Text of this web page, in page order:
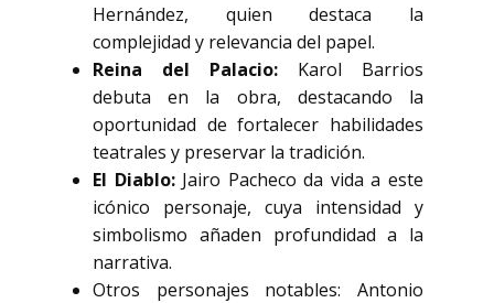
Hernández, quien destaca la
complejidad y relevancia del papel.
Reina del Palacio: Karol Barrios
debuta en la obra, destacando la
oportunidad de fortalecer habilidades
teatrales y preservar la tradición.
El Diablo:Jairo Pacheco da vida a este
icónico personaje, cuya intensidad y
simbolismo añaden profundidad a la
narrativa.
Otros personajes notables: Antonio